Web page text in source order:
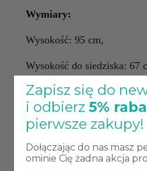
Wymiary:
Wysokość: 95 cm,
Wysokość do siedziska: 67
Głębokość: 52 cm,
Głębokość siedziska: 43 cm,
Szerokość: 49 cm,
Zapisz się do
i odbierz 5%
pierwsze zakupy!
Dołączając do nas masz
ominie Cię żadna akcja